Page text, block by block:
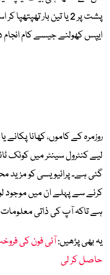
پشت پر 2 یا تین بار
ایپس کھولنے جیسے کام
روزمرہ کے کاموں، کھانا
لیے کنٹرول سینٹر میں کوئک
گئی ہے۔ پرائیویسی کو مزید
کرنے سے پہلے ان میں موجود
ہے تاکہ آپ کی ذاتی
یہ بھی پڑھیں:آئی فون کی
حاصل کر لی